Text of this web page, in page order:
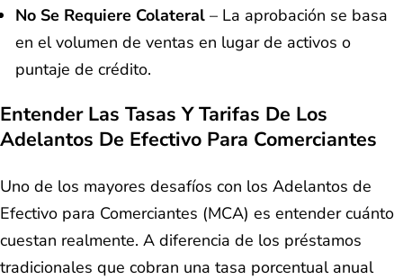
No Se Requiere Colateral – La aprobación se basa
en el volumen de ventas en lugar de activos o
puntaje de crédito.
Entender Las Tasas Y Tarifas De Los
Adelantos De Efectivo Para Comerciantes
Uno de los mayores desafíos con los Adelantos de
Efectivo para Comerciantes (MCA) es entender cuánto
cuestan realmente. A diferencia de los préstamos
tradicionales que cobran una tasa porcentual anual